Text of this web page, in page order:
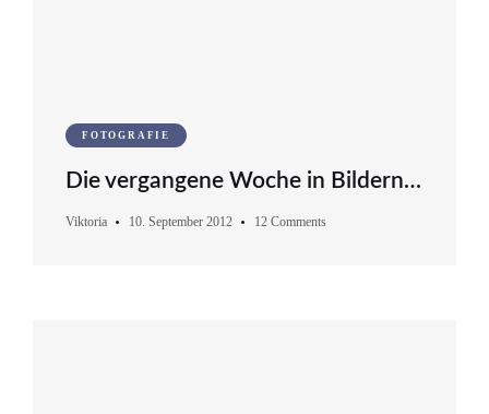
FOTOGRAFIE
Die vergangene Woche in Bildern…
Viktoria 10. September 2012 12 Comments